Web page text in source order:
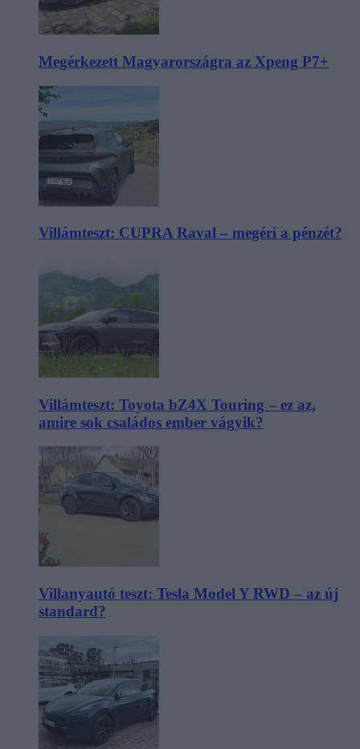
Megérkezett Magyarországra az Xpeng P7+
Villámteszt: CUPRA Raval – megéri a pénzét?
Villámteszt: Toyota bZ4X Touring – ez az,
amire sok családos ember vágyik?
Villanyautó teszt: Tesla Model Y RWD – az új
standard?